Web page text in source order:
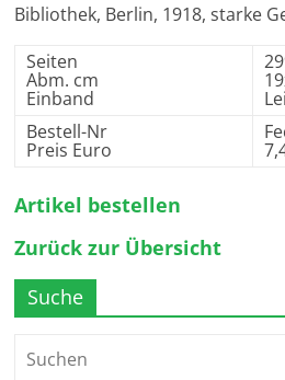
Bibliothek, Berlin, 1918, starke
Seiten
Abm. cm
Einband
Bestell-Nr
Preis Euro
Artikel bestellen
Zurück zur Übersicht
Suche